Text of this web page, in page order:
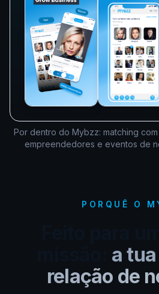
Por dentro do Mybzz: matching
empreendedores e eventos de
PORQUÊ O
a
relação de